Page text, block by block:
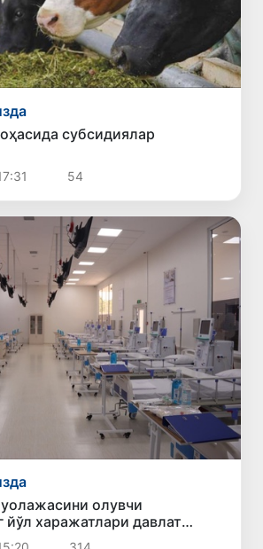
субсидиялар
54
олувчи
йўл харажатлари давлат
қоплаб берилиши